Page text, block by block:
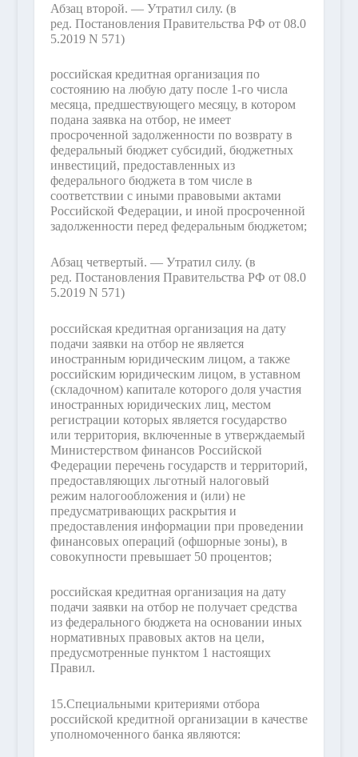
Абзац второй. — Утратил силу. (в
ред. Постановления Правительства РФ от 08.0
5.2019 N 571)
российская кредитная организация по
состоянию на любую дату после 1-го числа
месяца, предшествующего месяцу, в котором
подана заявка на отбор, не имеет
просроченной задолженности по возврату в
федеральный бюджет субсидий, бюджетных
инвестиций, предоставленных из
федерального бюджета в том числе в
соответствии с иными правовыми актами
Российской Федерации, и иной просроченной
задолженности перед федеральным бюджетом;
Абзац четвертый. — Утратил силу. (в
ред. Постановления Правительства РФ от 08.0
5.2019 N 571)
российская кредитная организация на дату
подачи заявки на отбор не является
иностранным юридическим лицом, а также
российским юридическим лицом, в уставном
(складочном) капитале которого доля участия
иностранных юридических лиц, местом
регистрации которых является государство
или территория, включенные в утверждаемый
Министерством финансов Российской
Федерации перечень государств и территорий,
предоставляющих льготный налоговый
режим налогообложения и (или) не
предусматривающих раскрытия и
предоставления информации при проведении
финансовых операций (офшорные зоны), в
совокупности превышает 50 процентов;
российская кредитная организация на дату
подачи заявки на отбор не получает средства
из федерального бюджета на основании иных
нормативных правовых актов на цели,
предусмотренные пунктом 1 настоящих
Правил.
15.Специальными критериями отбора
российской кредитной организации в качестве
уполномоченного банка являются: